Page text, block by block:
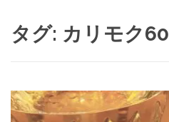
タグ: カリモク60